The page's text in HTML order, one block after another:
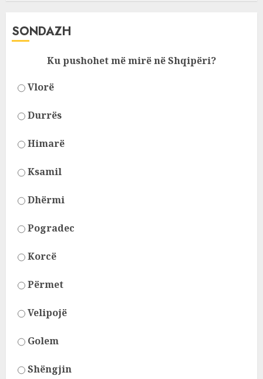
SONDAZH
Ku pushohet më mirë në Shqipëri?
Vlorë
Durrës
Himarë
Ksamil
Dhërmi
Pogradec
Korcë
Përmet
Velipojë
Golem
Shëngjin